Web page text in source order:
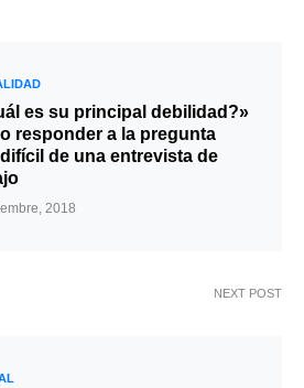
es su principal debilidad?»
responder a la pregunta
de una entrevista de
2018
NEXT POST